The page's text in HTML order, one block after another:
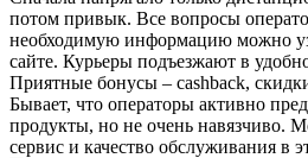
потом привык. Все вопросы
необходимую информацию можно
сайте. Курьеры подъезжают в
Приятные бонусы – cashback,
Бывает, что операторы активно
продукты, но не очень навязчиво.
сервис и качество обслуживания в